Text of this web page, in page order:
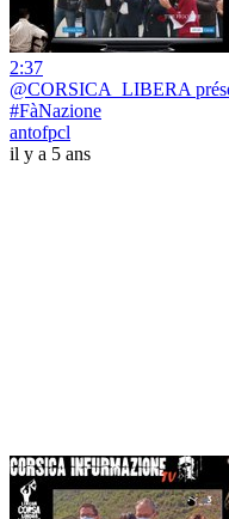
2:37
@CORSICA_LIBERA
#FàNazione
antofpcl
il y a 5 ans